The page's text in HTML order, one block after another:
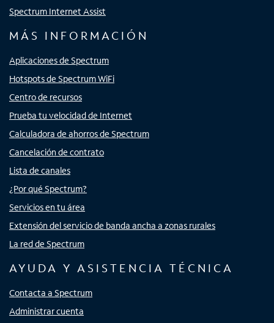
Spectrum Internet Assist
MÁS INFORMACIÓN
Aplicaciones de Spectrum
Hotspots de Spectrum WiFi
Centro de recursos
Prueba tu velocidad de Internet
Calculadora de ahorros de Spectrum
Cancelación de contrato
Lista de canales
¿Por qué Spectrum?
Servicios en tu área
Extensión del servicio de banda ancha a zonas rurales
La red de Spectrum
AYUDA Y ASISTENCIA TÉCNICA
Contacta a Spectrum
Administrar cuenta